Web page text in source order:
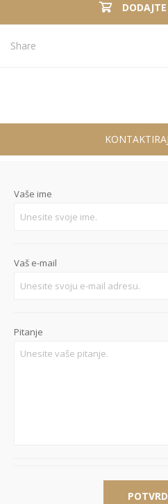
Share
Vaše ime
Vaš e-mail
Pitanje